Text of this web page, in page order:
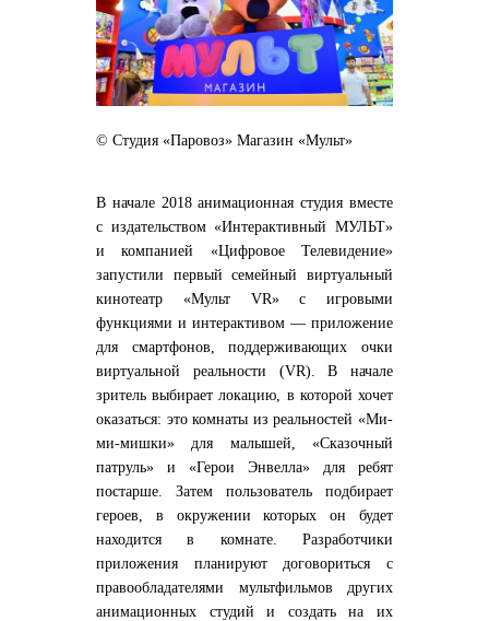
© Студия «Паровоз» Магазин «Мульт»
В начале 2018 анимационная студия вместе
с издательством «Интерактивный МУЛЬТ»
и компанией «Цифровое Телевидение»
запустили первый семейный виртуальный
кинотеатр «Мульт VR» с игровыми
функциями и интерактивом — приложение
для смартфонов, поддерживающих очки
виртуальной реальности (VR). В начале
зритель выбирает локацию, в которой хочет
оказаться: это комнаты из реальностей «Ми-
ми-мишки» для малышей, «Сказочный
патруль» и «Герои Энвелла» для ребят
постарше. Затем пользователь подбирает
героев, в окружении которых он будет
находится в комнате. Разработчики
приложения планируют договориться с
правообладателями мультфильмов других
анимационных студий и создать на их